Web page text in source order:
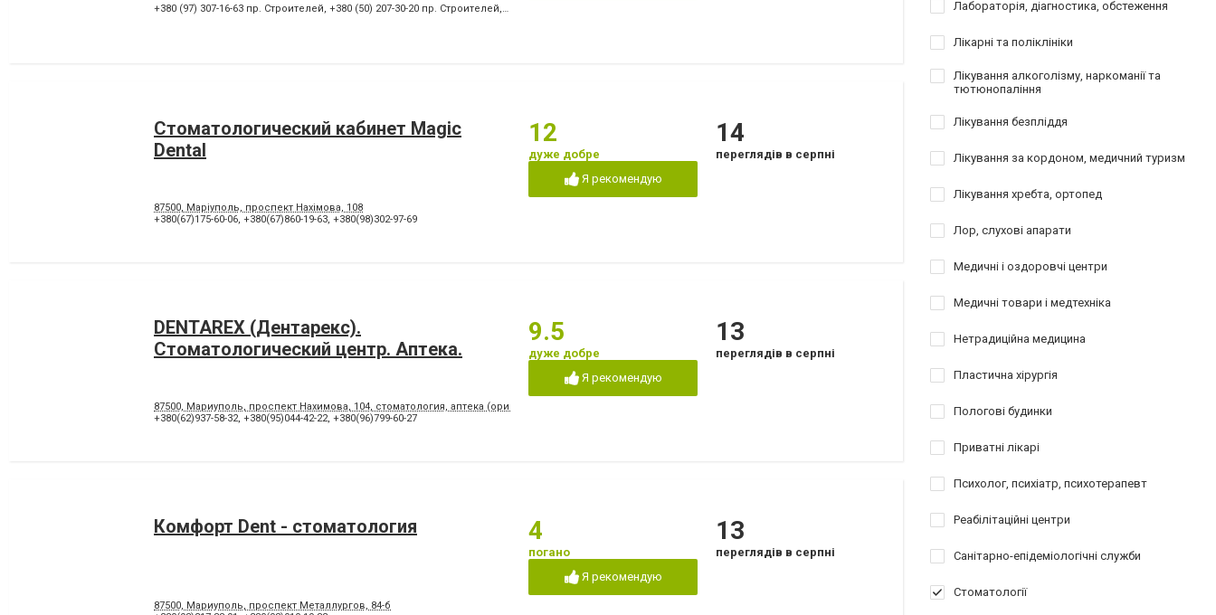
+380 (97) 307-16-63 пр. Строителей, +380 (50) 207-30-20 пр. Строителей, +380 (67) 939-27-87 пр. Победы
Стоматологический кабинет Magic
Dental
87500, Маріуполь, проспект Нахімова, 108
+380(67)175-60-06, +380(67)860-19-63, +380(98)302-97-69
12
дуже добре
Я рекомендую
14
переглядів в серпні
DENTAREX (Дентарекс).
Cтоматологический центр. Аптeкa.
87500, Мариуполь, проспект Нахимова, 104, стоматология, аптека (ориентир - напротив клуба "Коралл")
+380(62)937-58-32, +380(95)044-42-22, +380(96)799-60-27
9.5
дуже добре
Я рекомендую
13
переглядів в серпні
Комфорт Dent - стоматология
87500, Мариуполь, проспект Металлургов, 84-б
4
погано
Я рекомендую
13
переглядів в серпні
Лабораторія, діагностика, обстеження
Лікарні та поліклініки
Лікування алкоголізму, наркоманії та
тютюнопаління
Лікування безпліддя
Лікування за кордоном, медичний туризм
Лікування хребта, ортопед
Лор, слухові апарати
Медичні і оздоровчі центри
Медичні товари і медтехніка
Нетрадиційна медицина
Пластична хірургія
Пологові будинки
Приватні лікарі
Психолог, психіатр, психотерапевт
Реабілітаційні центри
Санітарно-епідеміологічні служби
Стоматології